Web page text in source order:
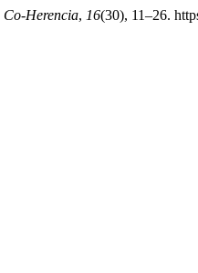
Co-Herencia, 16(30), 11–26.